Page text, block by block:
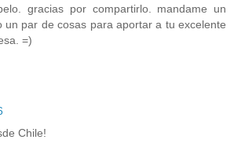
gracias por compartirlo. mandame un
un par de cosas para aportar a tu excelente
=)
Chile!